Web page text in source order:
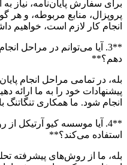
برای سفارش پایان‌نامه، نیاز به
پروپزال، منابع مربوطه، و هر
انجام کار لازم است، خواهیم
**3. آیا می‌توانم در مراحل
دهم؟**
بله، در تمامی مراحل انجام
پیشنهادات خود را به ما ارائه
انجام شود. ما همکاری
**4. آیا موسسه کیو آرتیکل
استفاده می‌کند؟**
بله، ما از روش‌های پیشرفته